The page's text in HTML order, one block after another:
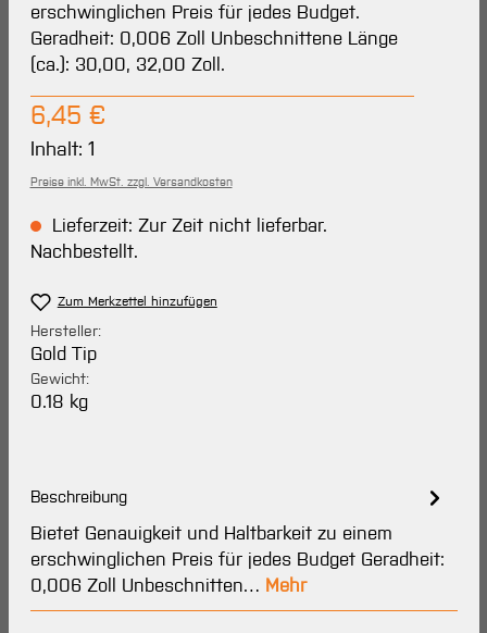
erschwinglichen Preis für jedes Budget.
Geradheit: 0,006 Zoll Unbeschnittene Länge
(ca.): 30,00, 32,00 Zoll.
Regulärer Preis:
6,45 €
Inhalt: 1
Preise inkl. MwSt. zzgl. Versandkosten
Lieferzeit: Zur Zeit nicht lieferbar.
Nachbestellt.
Zum Merkzettel hinzufügen
Hersteller:
Gold Tip
Gewicht:
0.18 kg
Beschreibung
Bietet Genauigkeit und Haltbarkeit zu einem
erschwinglichen Preis für jedes Budget Geradheit:
0,006 Zoll Unbeschnitten… Mehr